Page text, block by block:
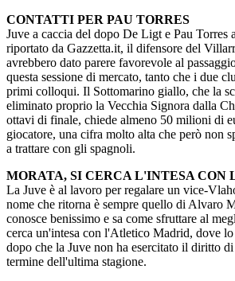
CONTATTI PER PAU TORRES
Juve a caccia del dopo De Ligt e Pau Torres
riportato da Gazzetta.it, il difensore del
avrebbero dato parere favorevole al
questa sessione di mercato, tanto che i due
primi colloqui. Il Sottomarino giallo, che la
eliminato proprio la Vecchia Signora dalla
ottavi di finale, chiede almeno 50 milioni di
giocatore, una cifra molto alta che però non
a trattare con gli spagnoli.
MORATA, SI CERCA L'INTESA CON
La Juve è al lavoro per regalare un vice-
nome che ritorna è sempre quello di Alvaro
conosce benissimo e sa come sfruttare al
cerca un'intesa con l'Atletico Madrid, dove
dopo che la Juve non ha esercitato il diritto
termine dell'ultima stagione.